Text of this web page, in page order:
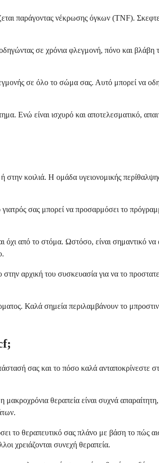
παράγοντας νέκρωσης όγκων (TNF).
σε χρόνια φλεγμονή, πόνο και
σε όλο το σώμα σας. Αυτό μπορεί να
Ενώ είναι ισχυρό και αποτελεσματικό,
κοιλιά. Η ομάδα υγειονομικής
σας μπορεί να προσαρμόσει το
από το στόμα. Ωστόσο, είναι σημαντικό
αρχική του συσκευασία για να το
Καλά σημεία περιλαμβάνουν το
σας και το πόσο καλά
θεραπεία είναι συχνά απαραίτητη,
το θεραπευτικό σας πλάνο με βάση το πώς
χρειάζονται συνεχή θεραπεία.